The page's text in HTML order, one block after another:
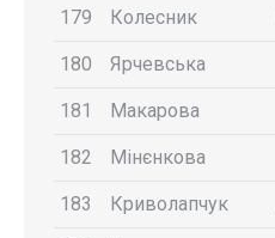
179 Колесник
180 Ярчевська
181 Макарова
182 Мінєнкова
183 Криволапчук